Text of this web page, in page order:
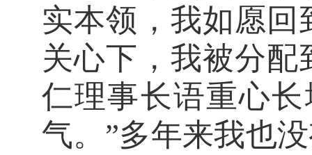
实本领， 我如愿 回
关心下， 我被分配
仁理事长语重心
气。”多年来我也